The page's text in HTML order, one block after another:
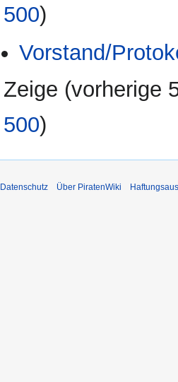
500)
Vorstand/
Zeige (vorherige
500)
Datenschutz Über PiratenWiki